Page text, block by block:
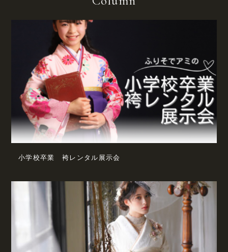
小学校卒業 袴レンタル展示会